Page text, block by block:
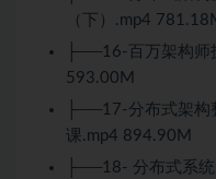
（下）.mp4
├──16-百万架构师
593.00M
├──17-分布式架构
课.mp4 894.90M
├──18- 分布式系